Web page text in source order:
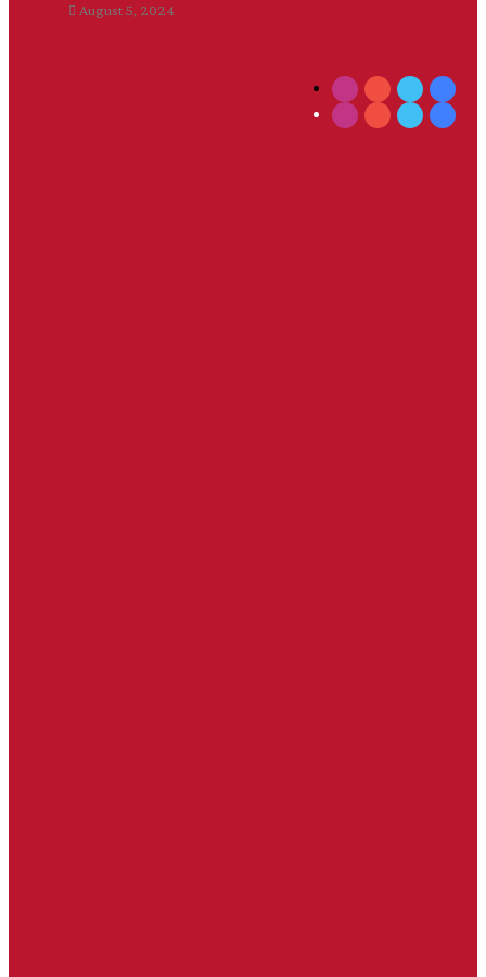
August 5, 2024
Twitter
YouTube
Instagram
Twitter
YouTube
Instagram